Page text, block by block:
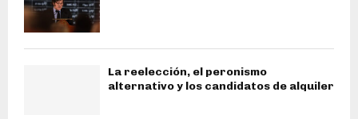
La reelección, el peronismo
alternativo y los candidatos de alquiler